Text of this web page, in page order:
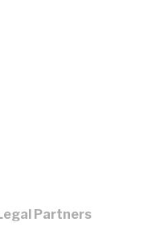
Partners